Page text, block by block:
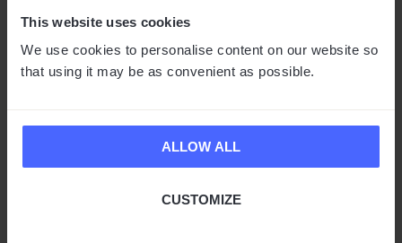
This website uses cookies
We use cookies to personalise content on our website so
that using it may be as convenient as possible.
ALLOW ALL
CUSTOMIZE
COS'È INCLUSO?
Vasco Translator V4